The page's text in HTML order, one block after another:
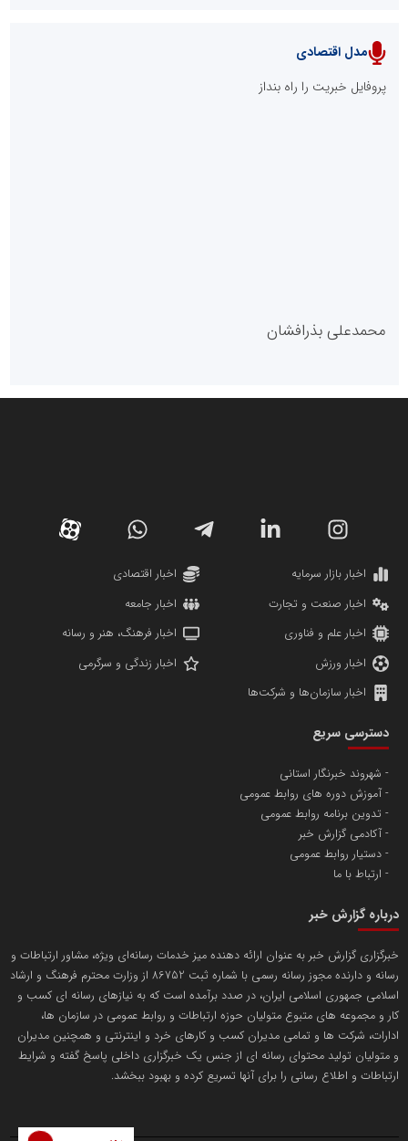
پایگاه خبری نهضت ملی مسکن
پایگاه خبری گفتمان یزد
دانشگاه سئوی ایران
پایگاه اطلاع رسانی اعتلای نهادهای مردمی
پایگاه اطلاع رسانی دریا و نفت
تامین آهن اسفنجی تولیدکنندگان فولاد در کشور
تریبون
انتشار گسترده محتوا در رسانه گزارش خبر
مدل اقتصادی
پروفایل خبریت را راه بنداز
محمدعلی بذرافشان
مریم حاج نوروز نظری
مسعودصادقی
محمدعلی کرمعلی
اخبار بازار سرمایه
اخبار اقتصادی
اخبار صنعت و تجارت
اخبار جامعه
اخبار علم و فناوری
اخبار فرهنگ، هنر و رسانه
اخبار ورزش
اخبار زندگی و سرگرمی
اخبار سازمان‌ها و شرکت‌ها
دسترسی سریع
شهروند خبرنگار استانی
آموزش دوره های روابط عمومی
تدوین برنامه روابط عمومی
آکادمی گزارش خبر
دستیار روابط عمومی
ارتباط با ما
درباره گزارش خبر
خبرگزاری گزارش خبر به عنوان ارائه دهنده میز خدمات رسانه‌ای ویژه، مشاور ارتباطات و
رسانه و دارنده مجوز رسانه رسمی با شماره ثبت 86752 از وزارت محترم فرهنگ و ارشاد
اسلامی جمهوری اسلامی ایران، در صدد برآمده است که به نیازهای رسانه ای کسب و
کار و مجموعه های متبوع متولیان حوزه ارتباطات و روابط عمومی در سازمان ها،
ادارات، شرکت ها و تمامی مدیران کسب و کارهای خرد و اینترنتی و همچنین مدیران
و متولیان تولید محتوای رسانه ای از جنس یک خبرگزاری داخلی پاسخ گفته و شرایط
ارتباطات و اطلاع رسانی را برای آنها تسریع کرده و بهبود ببخشد.